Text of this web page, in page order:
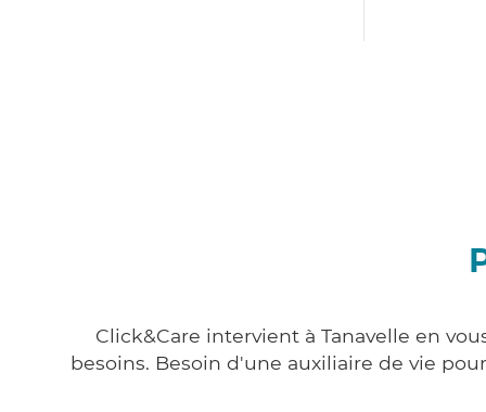
Click&Care intervient à Tanavelle en
besoins. Besoin d'une auxiliaire de vie